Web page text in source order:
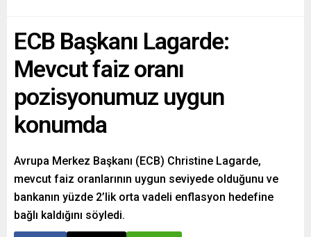
ECB Başkanı Lagarde:
Mevcut faiz oranı
pozisyonumuz uygun
konumda
Avrupa Merkez Başkanı (ECB) Christine Lagarde,
mevcut faiz oranlarının uygun seviyede olduğunu ve
bankanın yüzde 2’lik orta vadeli enflasyon hedefine
bağlı kaldığını söyledi.